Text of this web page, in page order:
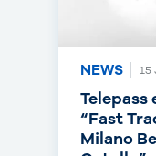
NEWS 15
Telepass
“Fast
Milano
NEWS 14
Telepass
torna on
NEWS 30
Telepass
1° luglio
anche